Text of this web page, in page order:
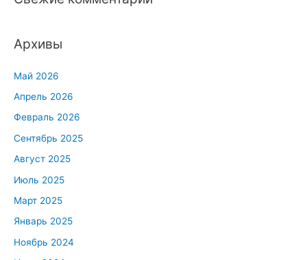
Архивы
Май 2026
Апрель 2026
Февраль 2026
Сентябрь 2025
Август 2025
Июль 2025
Март 2025
Январь 2025
Ноябрь 2024